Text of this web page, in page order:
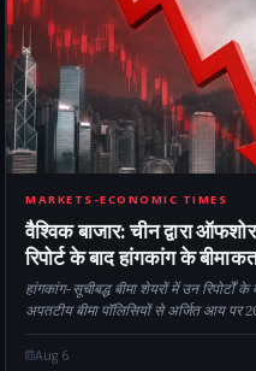
CM
MARKETS-ECONOMIC TIMES
वैश्विक बाजार: चीन द्वारा
रिपोर्ट के बाद हांगकांग के
हांगकांग-सूचीबद्ध बीमा शेयरों में उन रिपोर्टों
अपतटीय बीमा पॉलिसियों से अर्जित आय
इस कदम ने डिमा पर चिंताएं बढ़ा दी हैं...
Aug 6